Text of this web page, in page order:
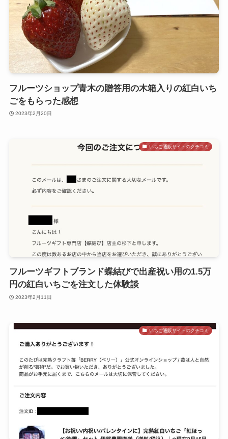
フルーツショップ青木の贈答用の木箱入りの紅白いち
ごをもらった感想
2023年2月20日
いちご通販サイトのクチコミ
フルーツギフトブランド蝶結びで出産祝い用の1.5万
円の紅白いちごを注文した体験談
2023年2月11日
いちご通販サイトのクチコミ